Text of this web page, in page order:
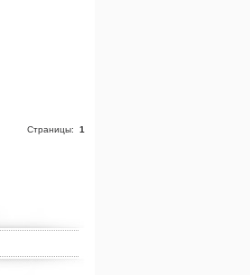
Страницы: 1